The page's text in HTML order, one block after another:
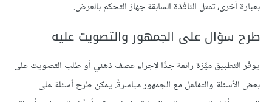
بعبارة أخرى، تمثل النافذة السابقة جهاز التحكم بالعرض.
طرح سؤال على الجمهور والتصويت عليه
يوفر التطبيق ميِّزة رائعة جدًا لإجراء عصف ذهني أو طلب التصويت على
بعض الأسئلة والتفاعل مع الجمهور مباشرةً. يمكن طرح أسئلة على